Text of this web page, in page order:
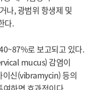
, 광범위 항생제 및
다.
로 보고되고 있다.
mucus) 감염이
이신(vibramycin) 등의